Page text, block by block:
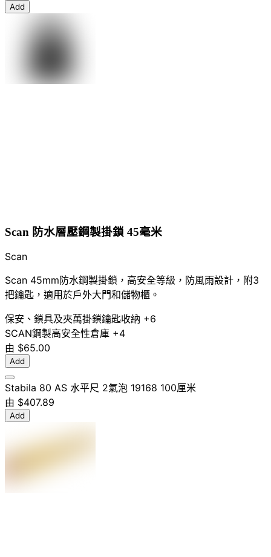
Add
Scan 防水層壓鋼製掛鎖 45毫米
Scan
Scan 45mm防水鋼製掛鎖，高安全等級，防風雨設計，附3
把鑰匙，適用於戶外大門和儲物櫃。
保安、鎖具及夾萬掛鎖鑰匙收納 +6
SCAN鋼製高安全性倉庫 +4
由 $65.00
Add
Stabila 80 AS 水平尺 2氣泡 19168 100厘米
由 $407.89
Add